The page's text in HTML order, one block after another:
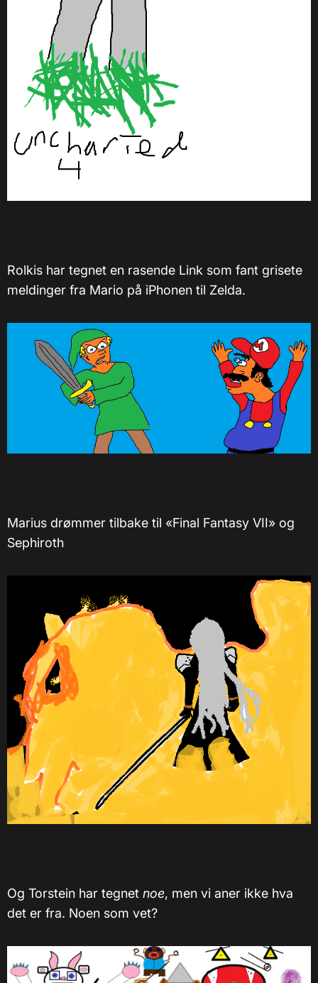
Rolkis har tegnet en rasende Link som fant grisete
meldinger fra Mario på iPhonen til Zelda.
Marius drømmer tilbake til «Final Fantasy VII» og
Sephiroth
Og Torstein har tegnet noe, men vi aner ikke hva
det er fra. Noen som vet?